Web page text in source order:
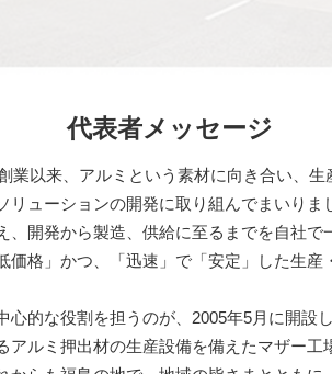
代表者メッセージ
業以来、アルミという素材に向き合い、生
リューションの開発に取り組んでまいりま
、開発から製造、供給に至るまでを自社で
価格」かつ、「迅速」で「安定」した生産
的な役割を担うのが、2005年5月に開設
アルミ押出材の生産設備を備えたマザー工